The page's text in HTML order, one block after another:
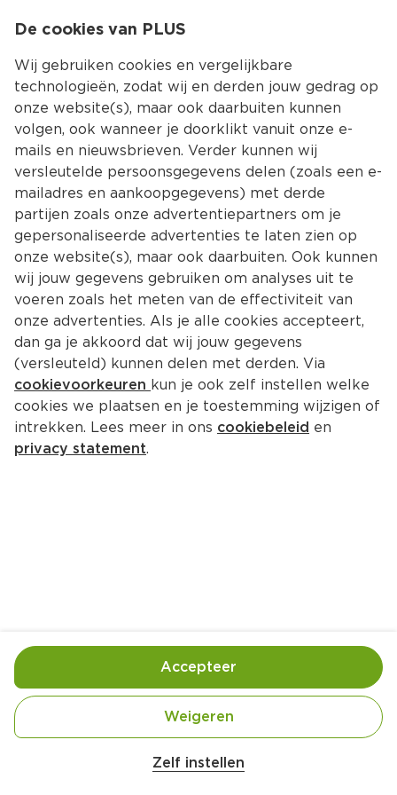
Kies jouw
Terug Producten
Croky Chips Paprika
Per Zak 200 g  (per kilo €11.95)
Handige informatie over dit product
De cookies van PLUS
Wij gebruiken cookies en vergelijkbare
technologieën, zodat wij en derden jouw gedrag op
onze website(s), maar ook daarbuiten kunnen
volgen, ook wanneer je doorklikt vanuit onze e-
mails en nieuwsbrieven. Verder kunnen wij
versleutelde persoonsgegevens delen (zoals een e-
mailadres en aankoopgegevens) met derde
partijen zoals onze advertentiepartners om je
gepersonaliseerde advertenties te laten zien op
onze website(s), maar ook daarbuiten. Ook kunnen
wij jouw gegevens gebruiken om analyses uit te
voeren zoals het meten van de effectiviteit van
onze advertenties. Als je alle cookies accepteert,
dan ga je akkoord dat wij jouw gegevens
(versleuteld) kunnen delen met derden. Via
cookievoorkeuren kun je ook zelf instellen welke
cookies we plaatsen en je toestemming wijzigen of
intrekken. Lees meer in ons cookiebeleid en
privacy statement.
Zelf instellen
Weigeren
Accepteer